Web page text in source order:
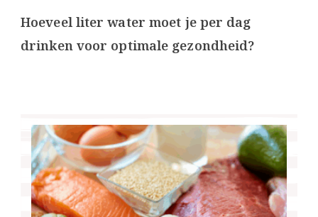
Hoeveel liter water moet je per dag
drinken voor optimale gezondheid?